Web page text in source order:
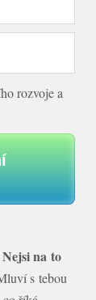
rozvoje a
Nejsi na to
s tebou